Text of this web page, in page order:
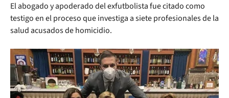
El abogado y apoderado del exfutbolista fue citado como
testigo en el proceso que investiga a siete profesionales de la
salud acusados de homicidio.